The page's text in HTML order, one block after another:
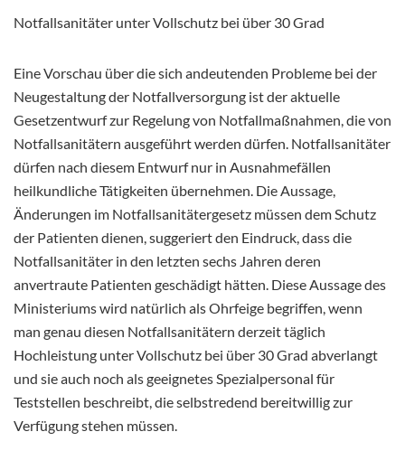
Notfallsanitäter unter Vollschutz bei über 30 Grad
Eine Vorschau über die sich andeutenden Probleme bei der
Neugestaltung der Notfallversorgung ist der aktuelle
Gesetzentwurf zur Regelung von Notfallmaßnahmen, die von
Notfallsanitätern ausgeführt werden dürfen. Notfallsanitäter
dürfen nach diesem Entwurf nur in Ausnahmefällen
heilkundliche Tätigkeiten übernehmen. Die Aussage,
Änderungen im Notfallsanitätergesetz müssen dem Schutz
der Patienten dienen, suggeriert den Eindruck, dass die
Notfallsanitäter in den letzten sechs Jahren deren
anvertraute Patienten geschädigt hätten. Diese Aussage des
Ministeriums wird natürlich als Ohrfeige begriffen, wenn
man genau diesen Notfallsanitätern derzeit täglich
Hochleistung unter Vollschutz bei über 30 Grad abverlangt
und sie auch noch als geeignetes Spezialpersonal für
Teststellen beschreibt, die selbstredend bereitwillig zur
Verfügung stehen müssen.